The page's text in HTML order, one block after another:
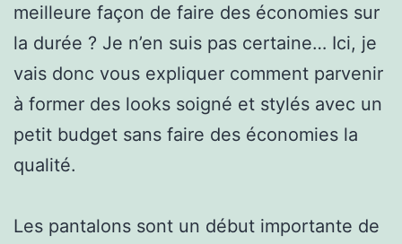
meilleure façon de faire des économies sur
la durée ? Je n’en suis pas certaine… Ici, je
vais donc vous expliquer comment parvenir
à former des looks soigné et stylés avec un
petit budget sans faire des économies la
qualité.
Les pantalons sont un début importante de